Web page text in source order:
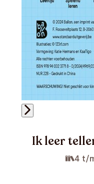
Ik leer
4 t/